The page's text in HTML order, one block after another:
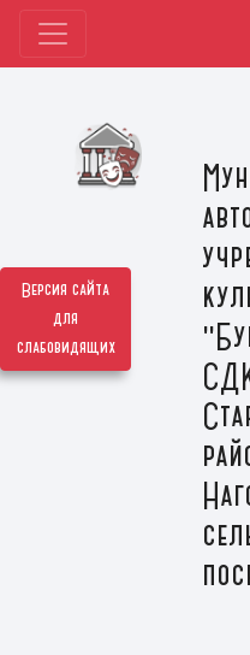
Версия сайта
для
слабовидящих